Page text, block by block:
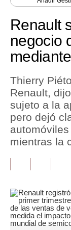
Economía
Mercados
Política
Tu Dinero
Finanzas
Opinión
Editorial
Renault
negocio
Thierry
Renault,
sujeto a la
pero dejó
mientras la